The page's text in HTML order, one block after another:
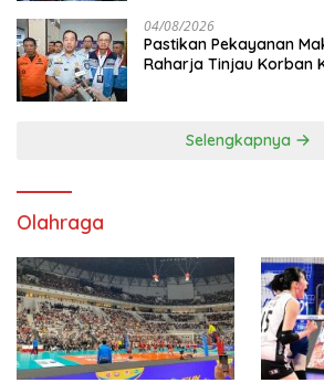
04/08/2026
Pastikan Pekayanan
Raharja Tinjau Korban
Selengkapnya
Olahraga